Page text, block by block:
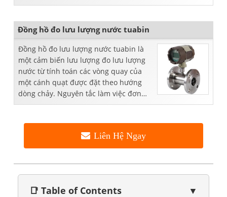
hàng.
Đồng hồ đo lưu lượng nước tuabin
Đồng hồ đo lưu lượng nước tuabin là
một cảm biến lưu lượng đo lưu lượng
nước từ tính toán các vòng quay của
một cánh quạt được đặt theo hướng
dòng chảy. Nguyên tắc làm việc đơn
giản, hi ...
Liên Hệ Ngay
📑 Table of Contents ▼